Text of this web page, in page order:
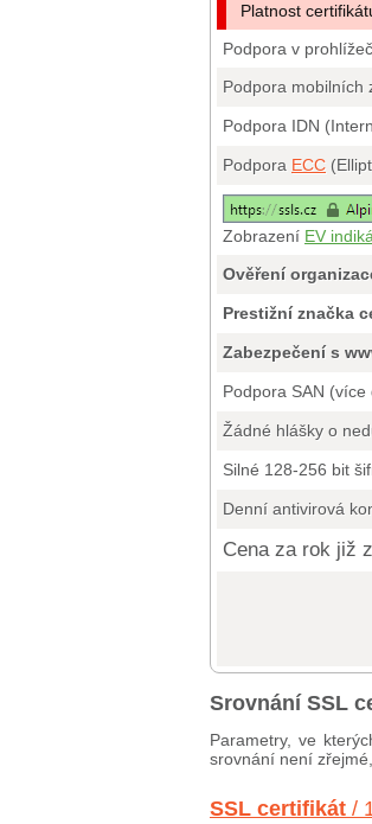
Platnost
Podpora v
Podpora mobilních
Podpora IDN
Podpora ECC
Zobrazení EV
Ověření
Prestižní značka
Zabezpečení s
Podpora SAN (více
Žádné hlášky o
Silné 128-256 bit
Denní antivirová
Cena za rok již
Srovnání SSL
Parametry, ve
srovnání není
SSL certifikát /